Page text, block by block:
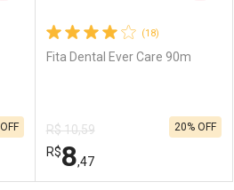
Comprar sem Desconto
Por R$ 9,11/cada
Comprar sem Desconto
Por R$ 9,11/cada
(18)
Fita Dental Ever Care 90m
R$ 10,59
R$8,47
20% OFF